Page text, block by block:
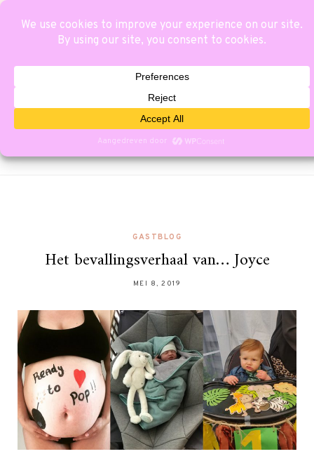
GASTBLOG
Het bevallingsverhaal van… Joyce
MEI 8, 2019